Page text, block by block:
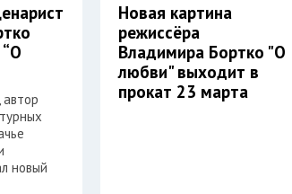
новый
Новая картина
режиссёра
Владимира Бортко "О
любви" выходит в
прокат 23 марта